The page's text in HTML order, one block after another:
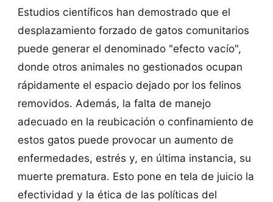
Estudios científicos han demostrado que el
desplazamiento forzado de gatos comunitarios
puede generar el denominado "efecto vacío",
donde otros animales no gestionados ocupan
rápidamente el espacio dejado por los felinos
removidos. Además, la falta de manejo
adecuado en la reubicación o confinamiento de
estos gatos puede provocar un aumento de
enfermedades, estrés y, en última instancia, su
muerte prematura. Esto pone en tela de juicio la
efectividad y la ética de las políticas del